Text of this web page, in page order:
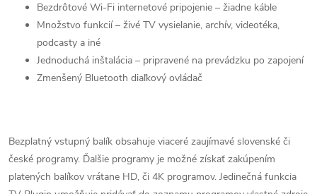
Bezdrôtové Wi-Fi internetové pripojenie – žiadne káble
Množstvo funkcií – živé TV vysielanie, archív, videotéka,
podcasty a iné
Jednoduchá inštalácia – pripravené na prevádzku po zapojení
Zmenšený Bluetooth diaľkový ovládač
Bezplatný vstupný balík obsahuje viaceré zaujímavé slovenské či
české programy. Ďalšie programy je možné získať zakúpením
platených balíkov vrátane HD, či 4K programov. Jedinečná funkcia